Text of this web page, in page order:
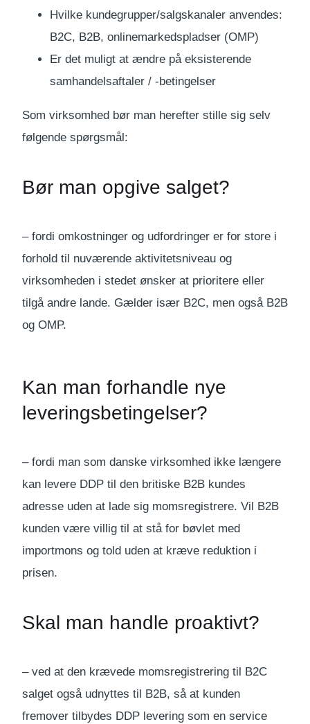
Hvilke kundegrupper/salgskanaler anvendes:
B2C, B2B, onlinemarkedspladser (OMP)
Er det muligt at ændre på eksisterende
samhandelsaftaler / -betingelser
Som virksomhed bør man herefter stille sig selv
følgende spørgsmål:
Bør man opgive salget?
– fordi omkostninger og udfordringer er for store i
forhold til nuværende aktivitetsniveau og
virksomheden i stedet ønsker at prioritere eller
tilgå andre lande. Gælder især B2C, men også B2B
og OMP.
Kan man forhandle nye
leveringsbetingelser?
– fordi man som danske virksomhed ikke længere
kan levere DDP til den britiske B2B kundes
adresse uden at lade sig momsregistrere. Vil B2B
kunden være villig til at stå for bøvlet med
importmons og told uden at kræve reduktion i
prisen.
Skal man handle proaktivt?
– ved at den krævede momsregistrering til B2C
salget også udnyttes til B2B, så at kunden
fremover tilbydes DDP levering som en service